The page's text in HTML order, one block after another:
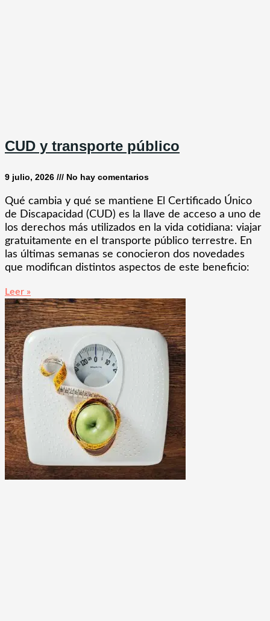
CUD y transporte público
9 julio, 2026 No hay comentarios
Qué cambia y qué se mantiene El Certificado Único
de Discapacidad (CUD) es la llave de acceso a uno de
los derechos más utilizados en la vida cotidiana: viajar
gratuitamente en el transporte público terrestre. En
las últimas semanas se conocieron dos novedades
que modifican distintos aspectos de este beneficio:
Leer »